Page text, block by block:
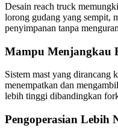
Desain reach truck
lorong gudang yang sempit,
penyimpanan tanpa
Mampu Menjangkau
Sistem mast yang dirancang
menempatkan dan
lebih tinggi dibandingkan
Pengoperasian Lebih